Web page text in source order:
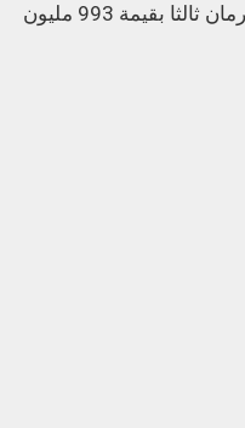
العاصمة الفرنسية باريس سان جيرمان ثالثا بقيمة 993 مليون